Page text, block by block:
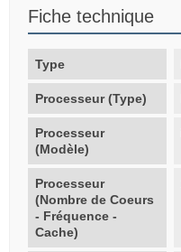
Fiche technique
Type
Processeur (Type)
Processeur
(Modèle)
Processeur
(Nombre de Coeurs
- Fréquence -
Cache)